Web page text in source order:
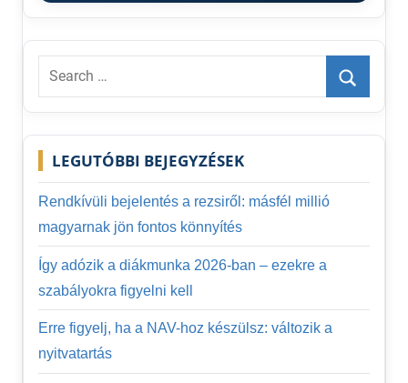
Search
Search
LEGUTÓBBI BEJEGYZÉSEK
Rendkívüli bejelentés a rezsiről: másfél millió
magyarnak jön fontos könnyítés
Így adózik a diákmunka 2026-ban – ezekre a
szabályokra figyelni kell
Erre figyelj, ha a NAV-hoz készülsz: változik a
nyitvatartás